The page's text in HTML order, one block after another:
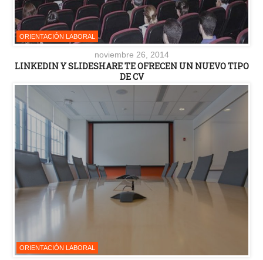
ORIENTACIÓN LABORAL
noviembre 26, 2014
LINKEDIN Y SLIDESHARE TE OFRECEN UN NUEVO TIPO
DE CV
ORIENTACIÓN LABORAL